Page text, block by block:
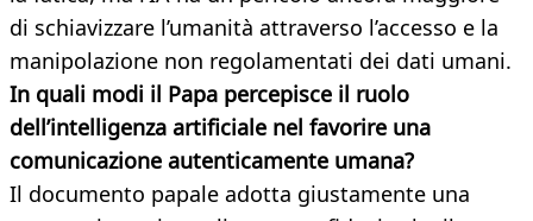
di schiavizzare l’umanità attraverso l’accesso e la
manipolazione non regolamentati dei dati umani.
In quali modi il Papa percepisce il ruolo
dell’intelligenza artificiale nel favorire una
comunicazione autenticamente umana?
Il documento papale adotta giustamente una